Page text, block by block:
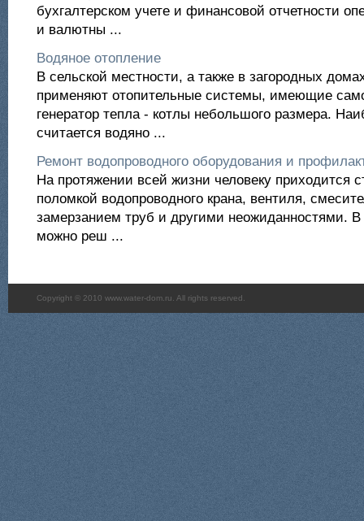
бухгалтерском учете и финансовой отчетности
и валютны ...
Водяное отопление
В сельской местности, а также в загородных
применяют отопительные системы, имеющие
генератор тепла - котлы небольшого размера.
считается водяно ...
Ремонт водопроводного оборудования и
На протяжении всей жизни человеку приходится
поломкой водопроводного крана, вентиля,
замерзанием труб и другими неожиданностями. В
можно реш ...
Copyright © 2010 www.water-dom.ru. All rights reserved.